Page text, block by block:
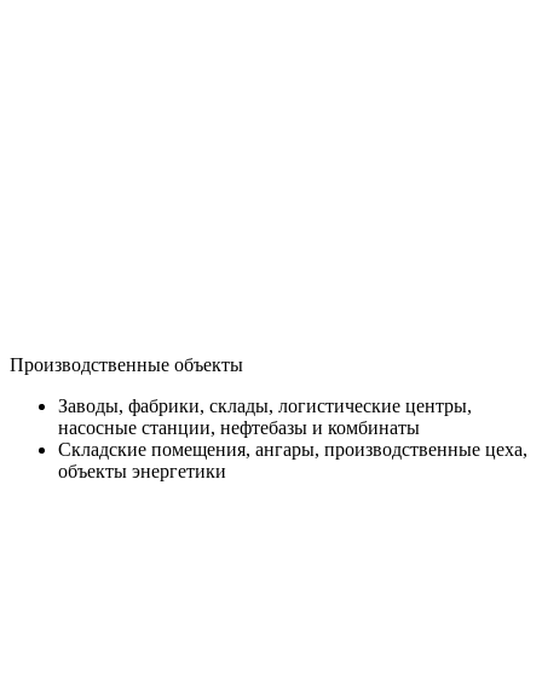
Производственные объекты
Заводы, фабрики, склады, логистические центры,
насосные станции, нефтебазы и комбинаты
Складские помещения, ангары, производственные цеха,
объекты энергетики